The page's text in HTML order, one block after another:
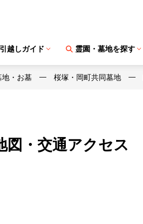
越しガイド 霊園・墓地を探す
地・お墓 桜塚・岡町共同墓地
図・交通アクセス